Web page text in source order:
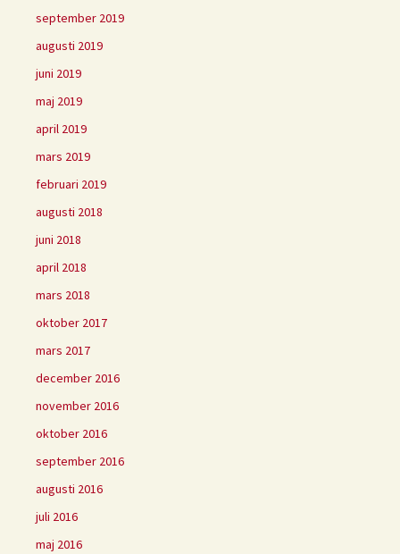
september 2019
augusti 2019
juni 2019
maj 2019
april 2019
mars 2019
februari 2019
augusti 2018
juni 2018
april 2018
mars 2018
oktober 2017
mars 2017
december 2016
november 2016
oktober 2016
september 2016
augusti 2016
juli 2016
maj 2016